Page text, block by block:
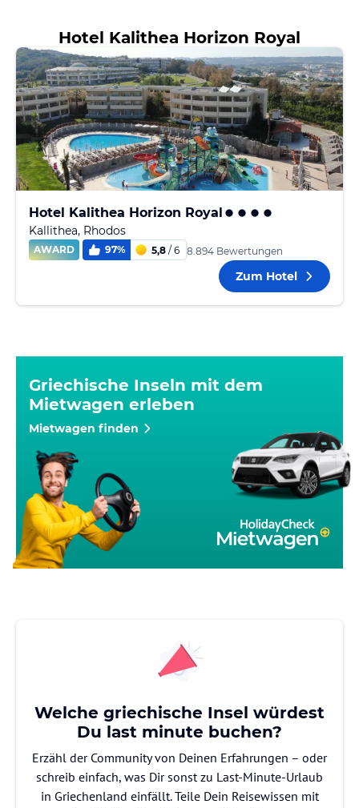
Hotel Kalithea Horizon Royal
Hotel Kalithea Horizon Royal
Kallithea, Rhodos
AWARD 97% 5,8 / 6 8.894 Bewertungen
Zum Hotel
Griechische Inseln mit dem
Mietwagen erleben
Mietwagen finden
Welche griechische Insel würdest
Du last minute buchen?
Erzähl der Community von Deinen Erfahrungen – oder
schreib einfach, was Dir sonst zu Last-Minute-Urlaub
in Griechenland einfällt. Teile Dein Reisewissen mit